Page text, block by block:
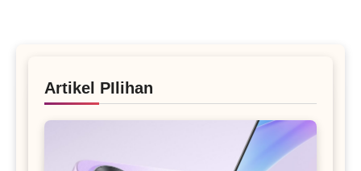
Artikel PIlihan